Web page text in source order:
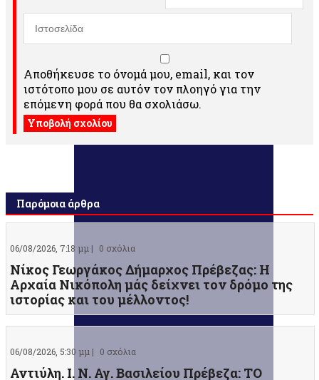
Αποθήκευσε το όνομά μου, email, και τον
ιστότοπο μου σε αυτόν τον πλοηγό για την
επόμενη φορά που θα σχολιάσω.
Παρόμοια άρθρα
06/08/2026, 7:18 μμ | 0 σχόλια
Νίκος Γεωργάκος Δήμαρχος Πρέβεζας: Η
Αρχαία Νικόπολη μάς δείχνει τον δρόμο της
ιστορίας και του μέλλοντος!
06/08/2026, 5:30 μμ | 0 σχόλια
Αντιύλη. Ι. Ν. Αγ. Βασιλείου Πρέβεζα: ΤΟ